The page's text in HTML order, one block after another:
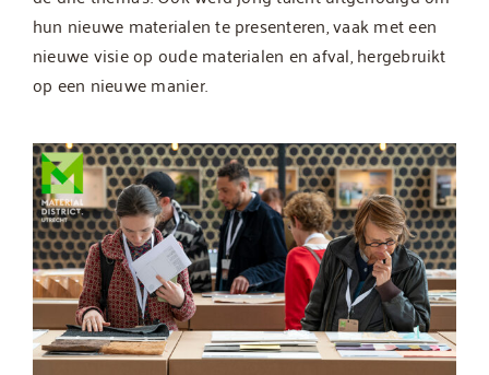
hun nieuwe materialen te presenteren, vaak met een
nieuwe visie op oude materialen en afval, hergebruikt
op een nieuwe manier.